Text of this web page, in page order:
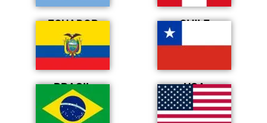
ECUADOR CHILE
BRASIL USA